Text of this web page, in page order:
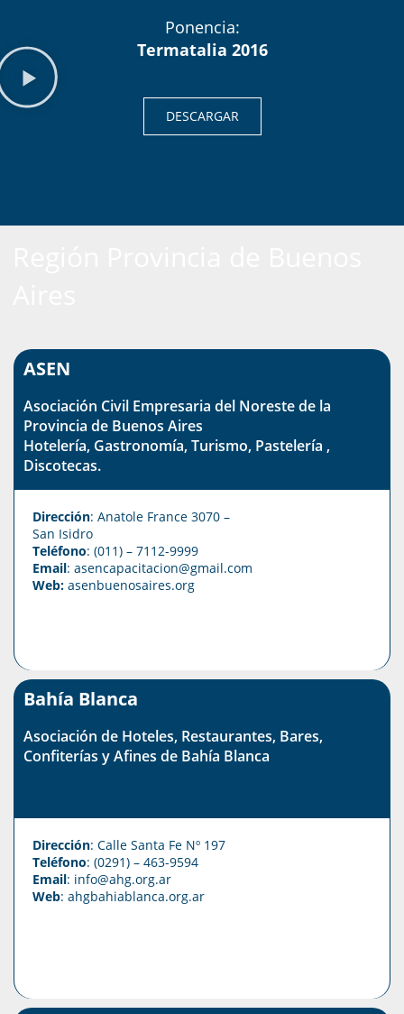
Ponencia:
Termatalia 2016
DESCARGAR
ASEN
Asociación Civil Empresaria del Noreste de la
Provincia de Buenos Aires
Hotelería, Gastronomía, Turismo, Pastelería ,
Discotecas.
Dirección: Anatole France 3070 –
San Isidro
Teléfono: (011) – 7112-9999
Email: asencapacitacion@gmail.com
Web: asenbuenosaires.org
Bahía Blanca
Asociación de Hoteles, Restaurantes, Bares,
Confiterías y Afines de Bahía Blanca
Dirección: Calle Santa Fe Nº 197
Teléfono: (0291) – 463-9594
Email: info@ahg.org.ar
Web: ahgbahiablanca.org.ar